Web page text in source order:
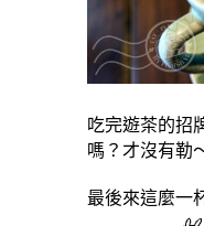
吃完遊茶的招
嗎？才沒有勒
最後來這麼一